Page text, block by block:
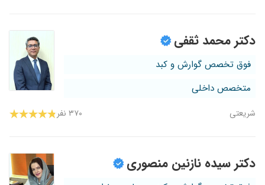
دکتر محمد ثقفی
فوق تخصص گوارش و کبد
متخصص داخلی
شریعتی ۳۷۰ نفر
دکتر سیده نازنین منصوری